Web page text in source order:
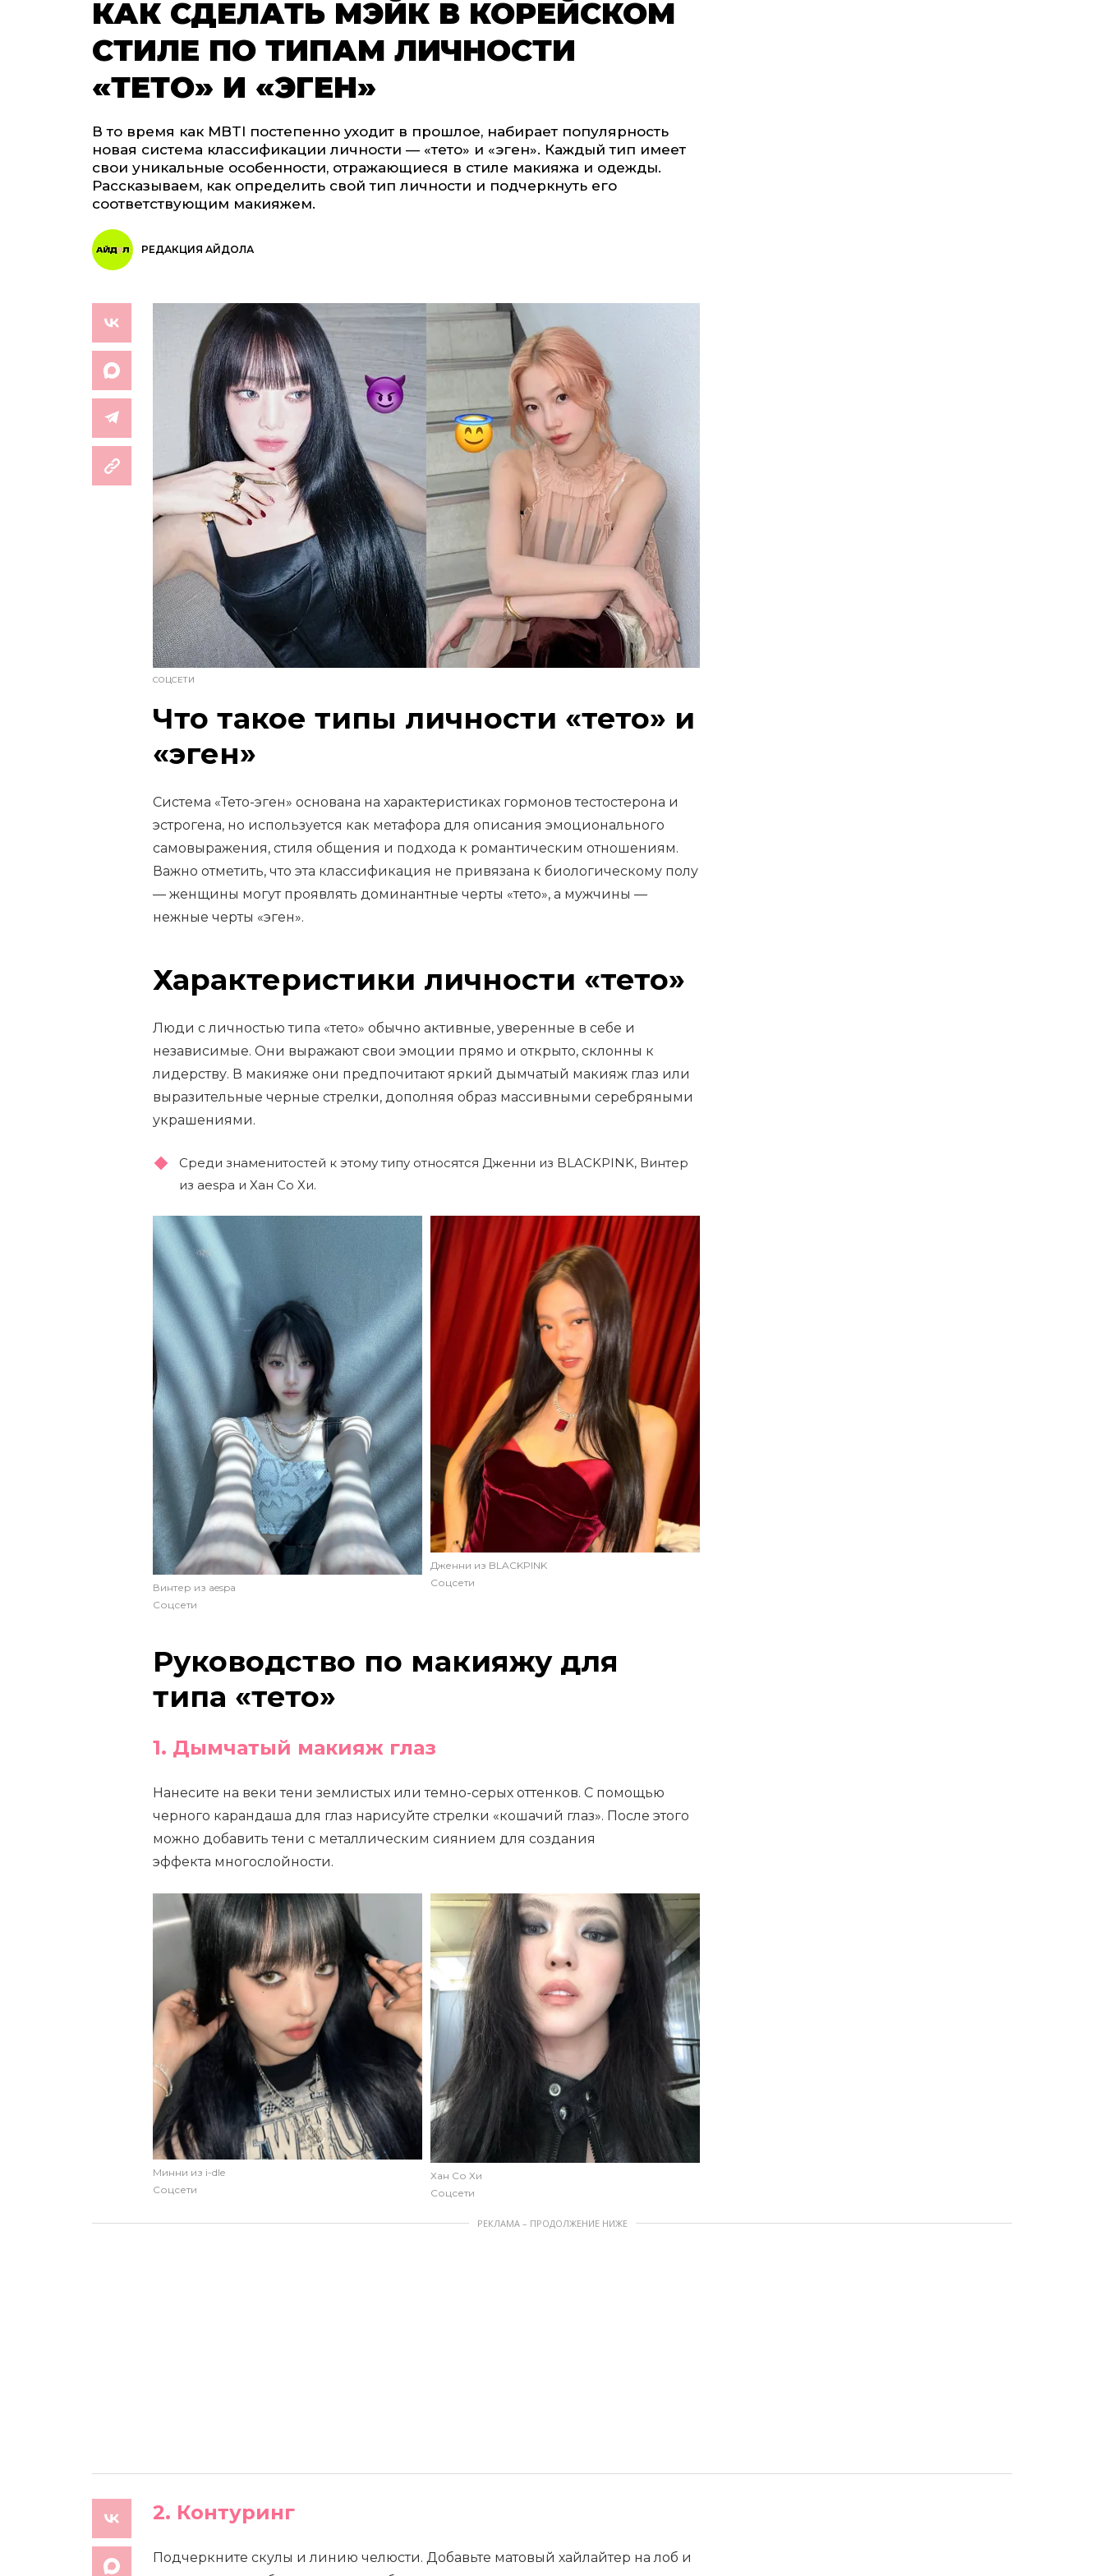
КАК СДЕЛАТЬ МЭЙК В КОРЕЙСКОМ
СТИЛЕ ПО ТИПАМ ЛИЧНОСТИ
«ТЕТО» И «ЭГЕН»
В то время как MBTI постепенно уходит в прошлое, набирает популярность
новая система классификации личности — «тето» и «эген». Каждый тип имеет
свои уникальные особенности, отражающиеся в стиле макияжа и одежды.
Рассказываем, как определить свой тип личности и подчеркнуть его
соответствующим макияжем.
РЕДАКЦИЯ АЙДОЛА
СОЦСЕТИ
Что такое типы личности «тето» и
«эген»
Система «Тето-эген» основана на характеристиках гормонов тестостерона и
эстрогена, но используется как метафора для описания эмоционального
самовыражения, стиля общения и подхода к романтическим отношениям.
Важно отметить, что эта классификация не привязана к биологическому полу
— женщины могут проявлять доминантные черты «тето», а мужчины —
нежные черты «эген».
Характеристики личности «тето»
Люди с личностью типа «тето» обычно активные, уверенные в себе и
независимые. Они выражают свои эмоции прямо и открыто, склонны к
лидерству. В макияже они предпочитают яркий дымчатый макияж глаз или
выразительные черные стрелки, дополняя образ массивными серебряными
украшениями.
Среди знаменитостей к этому типу относятся Дженни из BLACKPINK, Винтер
из aespa и Хан Со Хи.
Винтер из aespa
Соцсети
Дженни из BLACKPINK
Соцсети
Руководство по макияжу для
типа «тето»
1. Дымчатый макияж глаз
Нанесите на веки тени землистых или темно-серых оттенков. С помощью
черного карандаша для глаз нарисуйте стрелки «кошачий глаз». После этого
можно добавить тени с металлическим сиянием для создания
эффекта многослойности.
Минни из i-dle
Соцсети
Хан Со Хи
Соцсети
РЕКЛАМА – ПРОДОЛЖЕНИЕ НИЖЕ
2. Контуринг
Подчеркните скулы и линию челюсти. Добавьте матовый хайлайтер на лоб и